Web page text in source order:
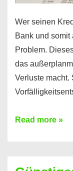
Wer seinen
Bank und
Problem.
das
Verluste macht.
Kredit
Read more »